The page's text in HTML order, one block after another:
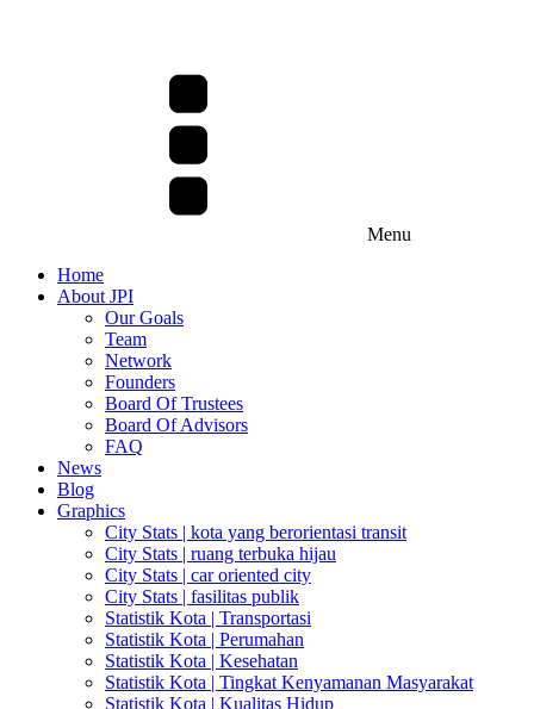
Menu
Home
About JPI
Our Goals
Team
Network
Founders
Board Of Trustees
Board Of Advisors
FAQ
News
Blog
Graphics
City Stats | kota yang berorientasi transit
City Stats | ruang terbuka hijau
City Stats | car oriented city
City Stats | fasilitas publik
Statistik Kota | Transportasi
Statistik Kota | Perumahan
Statistik Kota | Kesehatan
Statistik Kota | Tingkat Kenyamanan Masyarakat
Statistik Kota | Kualitas Hidup